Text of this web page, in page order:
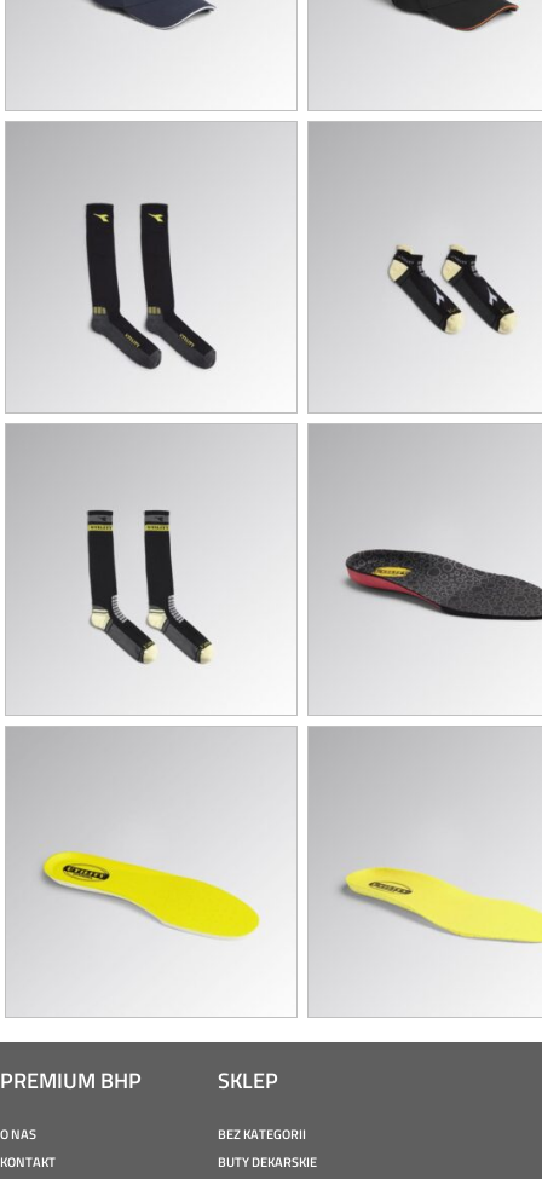
DIADORA – CZAPKA Z DASZKIEM DIADORA – CZAPKA Z
DIADORA – SKARPETY COTTON
DIADORA – SKARPETY
DIADORA – SKARPETY TECHNICAL DIADORA – WKŁADKI DO
PREMIUM BHP
O NAS
KONTAKT
SKLEP
BEZ KATEGORII
BUTY DEKARSKIE